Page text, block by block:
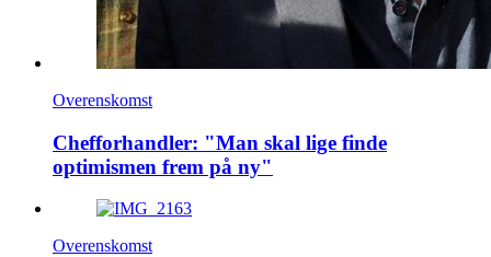
Overenskomst
Chefforhandler: "Man skal lige finde
optimismen frem på ny"
Overenskomst